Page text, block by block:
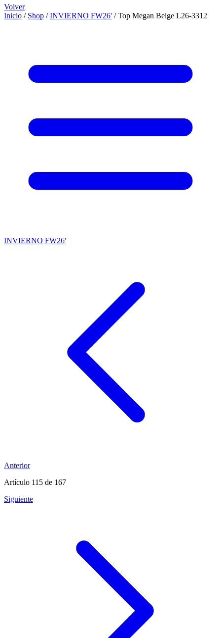
Volver
Inicio / Shop / INVIERNO FW26' / Top Megan Beige L26-3312
INVIERNO FW26'
Anterior
Artículo 115 de 167
Siguiente